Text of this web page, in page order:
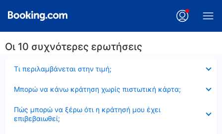
Οι 10 συχνότερες ερωτήσεις
Τι περιλαμβάνεται στην τιμή;
Μπορώ να κάνω κράτηση χωρίς πιστωτική κάρτα;
Πώς μπορώ να ξέρω ότι η κράτησή μου έχει
επιβεβαιωθεί;